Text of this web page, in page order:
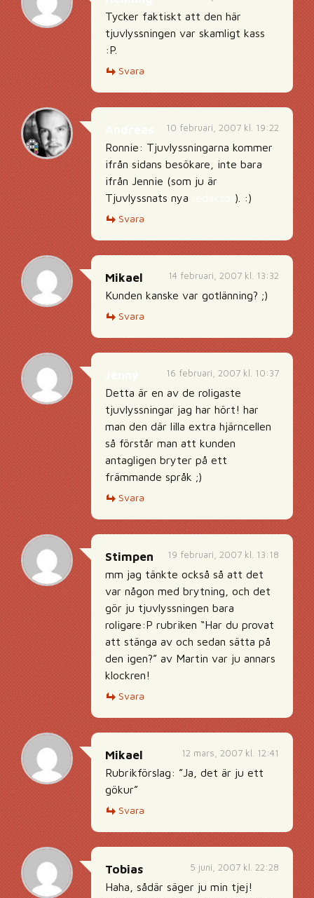
Tycker faktiskt att den här
tjuvlyssningen var skamligt kass
:P.
Svara
10 februari, 2007 kl. 19:22
Ronnie: Tjuvlyssningarna kommer
ifrån sidans besökare, inte bara
ifrån Jennie (som ju är
Tjuvlyssnats nya
). :)
Svara
14 februari, 2007 kl. 13:32
Mikael
Kunden kanske var gotlänning? ;)
Svara
16 februari, 2007 kl. 10:37
Detta är en av de roligaste
tjuvlyssningar jag har hört! har
man den där lilla extra hjärncellen
så förstår man att kunden
antagligen bryter på ett
främmande språk ;)
Svara
19 februari, 2007 kl. 13:18
Stimpen
mm jag tänkte också så att det
var någon med brytning, och det
gör ju tjuvlyssningen bara
roligare:P rubriken “Har du provat
att stänga av och sedan sätta på
den igen?” av Martin var ju annars
klockren!
Svara
12 mars, 2007 kl. 12:41
Mikael
Rubrikförslag: ”Ja, det är ju ett
gökur”
Svara
5 juni, 2007 kl. 22:28
Tobias
Haha, sådär säger ju min tjej!